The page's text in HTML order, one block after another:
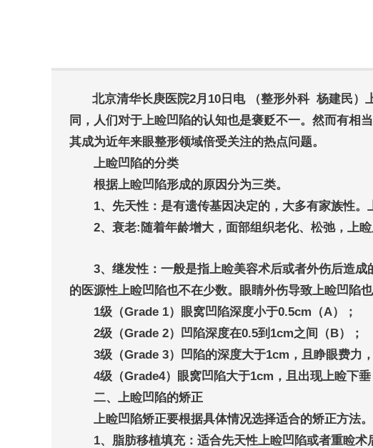
北京清华长庚医院2月10日电 （整形外科 杨建民）
同，人们对于上睑凹陷的认知也是褒贬不一。然而有相
其成为近年来眼整形领域倍受关注的热点问题。
上睑凹陷的分类
根据上睑凹陷形成的原因分为三类。
1、先天性：是有遗传基因决定的，大多有家族性。
2、衰老:随着年龄增大，面部组织老化、松弛，上睑
3、继发性：一般是指上睑美容术后或者外伤后造成
的医源性上睑凹陷也不在少数。眼睛外伤导致上睑凹陷也
1级（Grade 1）眼窝凹陷深度小于0.5cm（A）；
2级（Grade 2）凹陷深度在0.5到1cm之间（B）；
3级（Grade 3）凹陷的深度大于1cm，且睁眼费力，
4级（Grade4）眼窝凹陷大于1cm，且出现上睑下垂
二、上睑凹陷的矫正
上睑凹陷矫正要根据具体情况选择适合的矫正方法。
1、脂肪移植填充：适合先天性上睑凹陷或者重睑术